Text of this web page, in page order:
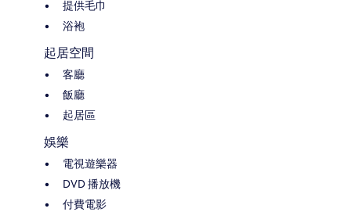
提供毛巾
浴袍
起居空間
客廳
飯廳
起居區
娛樂
電視遊樂器
DVD 播放機
付費電影